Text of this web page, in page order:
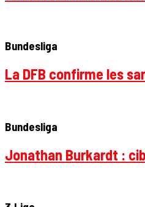
Bundesliga
La DFB confirme les
Bundesliga
Jonathan Burkardt :